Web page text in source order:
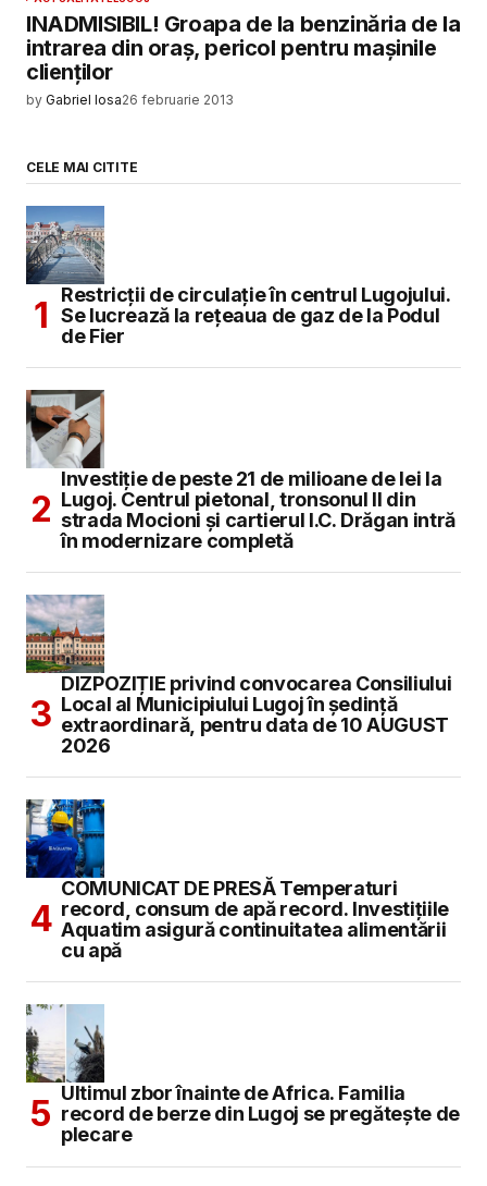
INADMISIBIL! Groapa de la benzinăria de la
intrarea din oraș, pericol pentru mașinile
clienților
by Gabriel Iosa26 februarie 2013
CELE MAI CITITE
Restricții de circulație în centrul Lugojului.
Se lucrează la rețeaua de gaz de la Podul
de Fier
Investiție de peste 21 de milioane de lei la
Lugoj. Centrul pietonal, tronsonul II din
strada Mocioni și cartierul I.C. Drăgan intră
în modernizare completă
DIZPOZIȚIE privind convocarea Consiliului
Local al Municipiului Lugoj în şedinţă
extraordinară, pentru data de 10 AUGUST
2026
COMUNICAT DE PRESĂ Temperaturi
record, consum de apă record. Investițiile
Aquatim asigură continuitatea alimentării
cu apă
Ultimul zbor înainte de Africa. Familia
record de berze din Lugoj se pregătește de
plecare